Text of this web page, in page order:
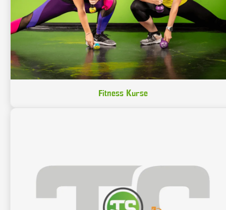
Fitness Kurse